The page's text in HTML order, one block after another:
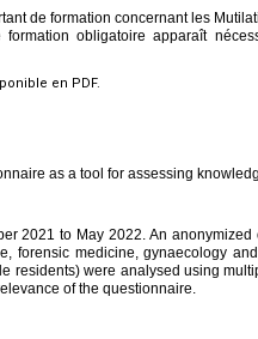
de formation concernant les
formation obligatoire apparaît
en PDF.
as a tool for assessing
2021 to May 2022. An
forensic medicine, gynaecology
residents) were analysed using
of the questionnaire.